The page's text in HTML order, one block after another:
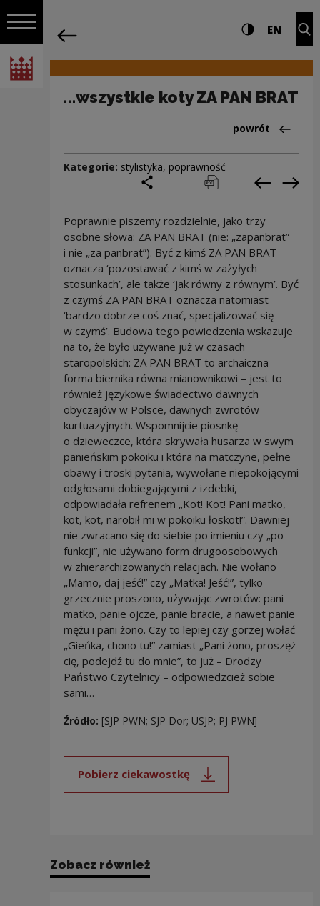
Włącz nawigację
Narodowe Centrum Kultury
Nawigacja Ustawienia i Wysoki
EN
…wszystkie koty ZA PAN BRAT
Powrót
powrót
Kategorie: stylistyka, poprawność
podziel się
drukuj pobierz
Poprawnie piszemy rozdzielnie, jako trzy
osobne słowa: ZA PAN BRAT (nie: „zapanbrat”
i nie „za panbrat”). Być z kimś ZA PAN BRAT
oznacza ‘pozostawać z kimś w zażyłych
stosunkach’, ale także ‘jak równy z równym’. Być
z czymś ZA PAN BRAT oznacza natomiast
‘bardzo dobrze coś znać, specjalizować się
w czymś’. Budowa tego powiedzenia wskazuje
na to, że było używane już w czasach
staropolskich: ZA PAN BRAT to archaiczna
forma biernika równa mianownikowi – jest to
również językowe świadectwo dawnych
obyczajów w Polsce, dawnych zwrotów
kurtuazyjnych. Wspomnijcie piosnkę
o dzieweczce, która skrywała husarza w swym
panieńskim pokoiku i która na matczyne, pełne
obawy i troski pytania, wywołane niepokojącymi
odgłosami dobiegającymi z izdebki,
odpowiadała refrenem „Kot! Kot! Pani matko,
kot, kot, narobił mi w pokoiku łoskot!”. Dawniej
nie zwracano się do siebie po imieniu czy „po
funkcji”, nie używano form drugoosobowych
w zhierarchizowanych relacjach. Nie wołano
„Mamo, daj jeść!” czy „Matka! Jeść!”, tylko
grzecznie proszono, używając zwrotów: pani
matko, panie ojcze, panie bracie, a nawet panie
mężu i pani żono. Czy to lepiej czy gorzej wołać
„Gieńka, chono tu!” zamiast „Pani żono, proszęż
cię, podejdź tu do mnie”, to już – Drodzy
Państwo Czytelnicy – odpowiedzcież sobie
sami…
Źródło: [SJP PWN; SJP Dor; USJP; PJ PWN]
Pobierz ciekawostkę
Uwaga, link zostanie otwarty
Zobacz również